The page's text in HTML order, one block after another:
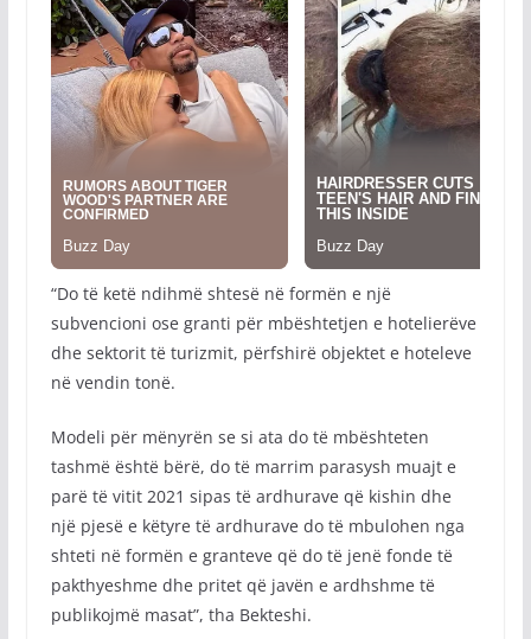
“Do të ketë ndihmë shtesë në formën e një
subvencioni ose granti për mbështetjen e hotelierëve
dhe sektorit të turizmit, përfshirë objektet e hoteleve
në vendin tonë.
Modeli për mënyrën se si ata do të mbështeten
tashmë është bërë, do të marrim parasysh muajt e
parë të vitit 2021 sipas të ardhurave që kishin dhe
një pjesë e këtyre të ardhurave do të mbulohen nga
shteti në formën e granteve që do të jenë fonde të
pakthyeshme dhe pritet që javën e ardhshme të
publikojmë masat”, tha Bekteshi.